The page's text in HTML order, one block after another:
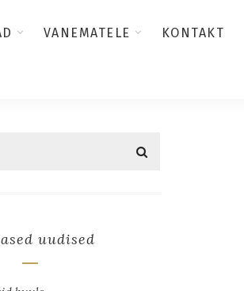
VANEMATELE KONTAKT
uudised